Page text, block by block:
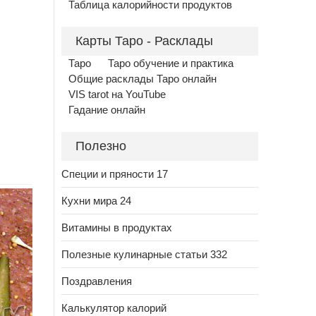
Таблица калорийности продуктов
Карты Таро - Расклады
Таро
Таро обучение и практика
Общие расклады Таро онлайн
VIS tarot на YouTube
Гадание онлайн
Полезно
Специи и пряности 17
Кухни мира 24
Витамины в продуктах
Полезные кулинарные статьи 332
Поздравления
Калькулятор калорий